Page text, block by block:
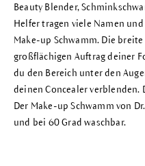
Beauty Blender,
Helfer tragen viele Namen
Make-up Schwamm. Die
großflächigen Auftrag deiner
du den Bereich unter den
deinenConcealer verblenden.
Der Make-up Schwamm von
und bei 60 Grad waschbar.